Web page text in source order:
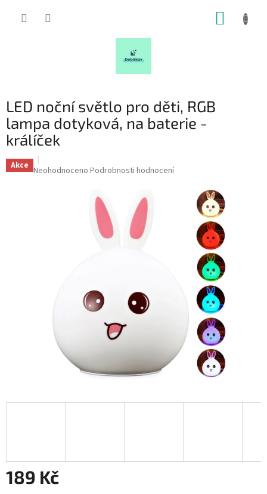
LED noční světlo pro děti, RGB
lampa dotyková, na baterie -
králíček
Akce Průměrné
Neohodnoceno Podrobnosti hodnocení
189 Kč